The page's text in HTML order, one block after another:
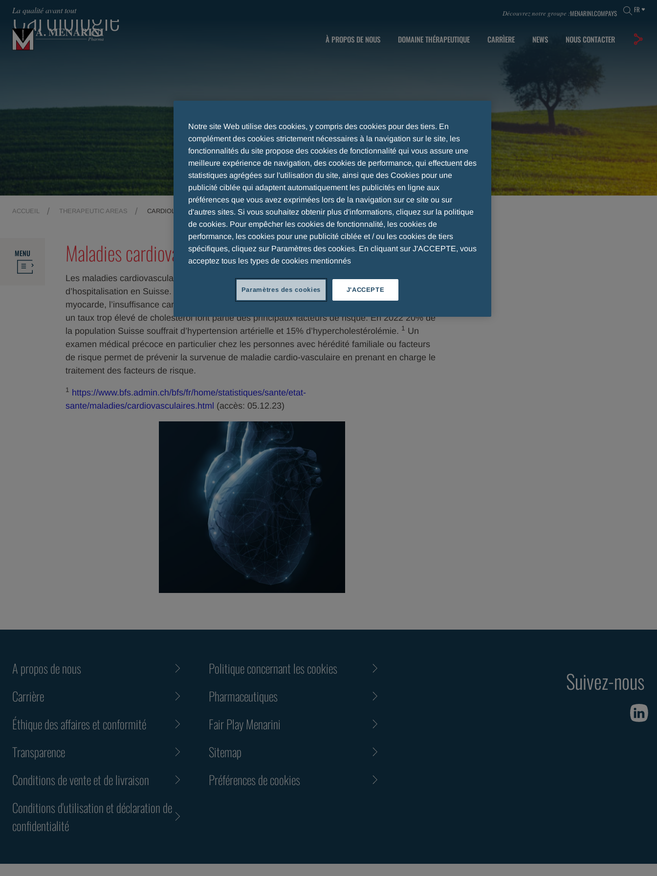
La qualité avant tout Découvrez notre groupe :MENARINI.COMPAYS FR
À PROPOS DE NOUS DOMAINE THÉRAPEUTIQUE CARRÌERE NEWS NOUS CONTACTER
Cardiologie
ACCUEIL THERAPEUTIC AREAS CARDIOLOGIE
MENU Maladies cardiovasculaires
Les maladies cardiovasculaires demeurent la première cause de décès et la troisième cause
d’hospitalisation en Suisse. Les principales maladies cardio-vasculaires sont l’infarctus aigu du
myocarde, l’insuffisance cardiaque et l’accident vasculaire cérébral. L’hypertension artérielle et
un taux trop élevé de cholestérol font partie des principaux facteurs de risque. En 2022 20% de
la population Suisse souffrait d’hypertension artérielle et 15% d’hypercholestérolémie. 1 Un
examen médical précoce en particulier chez les personnes avec hérédité familiale ou facteurs
de risque permet de prévenir la survenue de maladie cardio-vasculaire en prenant en charge le
traitement des facteurs de risque.
1 https://www.bfs.admin.ch/bfs/fr/home/statistiques/sante/etat-
sante/maladies/cardiovasculaires.html (accès: 05.12.23)
A propos de nous
Carrière
Éthique des affaires et conformité
Transparence
Conditions de vente et de livraison
Conditions d'utilisation et déclaration de
confidentialité
Politique concernant les cookies
Pharmaceutiques
Fair Play Menarini
Sitemap
Préférences de cookies
Suivez-nous
Notre site Web utilise des cookies, y compris des cookies pour des tiers. En
complément des cookies strictement nécessaires à la navigation sur le site, les
fonctionnalités du site propose des cookies de fonctionnalité qui vous assure une
meilleure expérience de navigation, des cookies de performance, qui effectuent des
statistiques agrégées sur l'utilisation du site, ainsi que des Cookies pour une
publicité ciblée qui adaptent automatiquement les publicités en ligne aux
préférences que vous avez exprimées lors de la navigation sur ce site ou sur
d'autres sites. Si vous souhaitez obtenir plus d'informations, cliquez sur la politique
de cookies. Pour empêcher les cookies de fonctionnalité, les cookies de
performance, les cookies pour une publicité ciblée et / ou les cookies de tiers
spécifiques, cliquez sur Paramètres des cookies. En cliquant sur J'ACCEPTE, vous
acceptez tous les types de cookies mentionnés
J'ACCEPTE
Paramètres des cookies